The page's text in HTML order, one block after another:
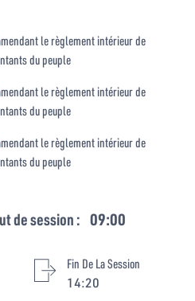
le règlement intérieur de
du peuple
le règlement intérieur de
du peuple
le règlement intérieur de
du peuple
de session : 09:00
Fin De La Session
14:20